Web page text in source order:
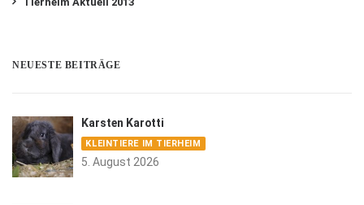
NEUESTE BEITRÄGE
Karsten Karotti
KLEINTIERE IM TIERHEIM
5. August 2026